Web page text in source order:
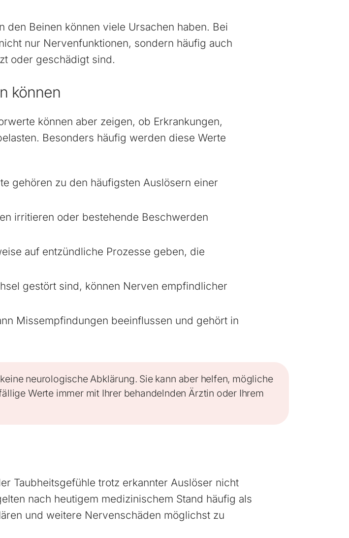
Beinen können viele Ursachen haben. Bei
nur Nervenfunktionen, sondern häufig auch
oder geschädigt sind.
können
können aber zeigen, ob Erkrankungen,
Besonders häufig werden diese Werte
gehören zu den häufigsten Auslösern einer
irritieren oder bestehende Beschwerden
auf entzündliche Prozesse geben, die
gestört sind, können Nerven empfindlicher
Missempfindungen beeinflussen und gehört in
neurologische Abklärung. Sie kann aber helfen, mögliche
Werte immer mit Ihrer behandelnden Ärztin oder Ihrem
Taubheitsgefühle trotz erkannter Auslöser nicht
nach heutigem medizinischem Stand häufig als
und weitere Nervenschäden möglichst zu